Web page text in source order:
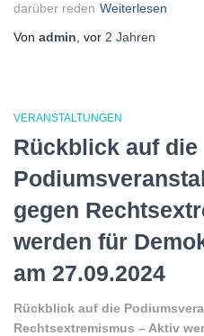
darüber reden Weiterlesen
Von admin , vor 2 Jahren
VERANSTALTUNGEN
Rückblick auf die
gegen
werden für
am 27.09.2024
Rückblick auf die
Rechtsextremismus – Aktiv